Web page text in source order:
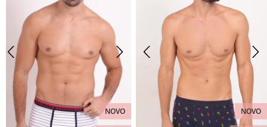
NOVO NOVO